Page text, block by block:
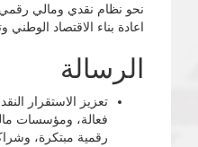
نحو نظام نقدي ومالي
اعادة بناء الاقتصاد الوطني
الرسالة
تعزيز الاستقرار
فعالة، ومؤسسات
رقمية مبتكرة،